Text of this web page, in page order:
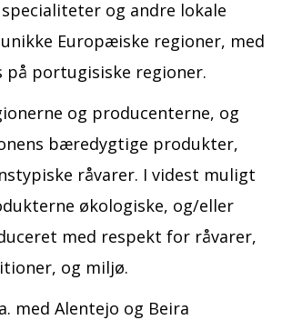
og andre lokale
Europæiske regioner, med
portugisiske regioner.
og producenterne, og
bæredygtige produkter,
råvarer. I videst muligt
økologiske, og/eller
med respekt for råvarer,
og miljø.
med Alentejo og Beira